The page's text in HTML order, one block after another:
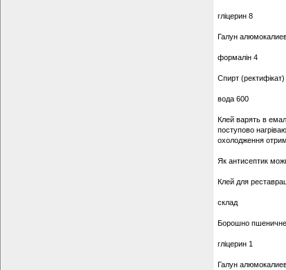
гліцерин 8
Галун
формалін 4
Спирт (ректифікат)
вода 600
Клей варять в
поступово
охолодження
Як антисептик
Клей для
склад
Борошно
гліцерин 1
Галун